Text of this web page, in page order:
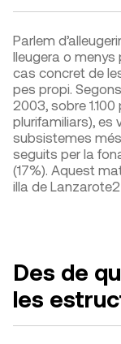
Parlem
lleugera o menys
cas concret de
pes propi.
2003, sobre
plurifamiliars), es
subsistemes
seguits per la
(17%). Aquest
illa de Lanzarote2
Des de
les